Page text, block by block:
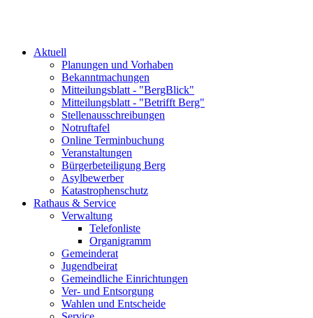
Aktuell
Planungen und Vorhaben
Bekanntmachungen
Mitteilungsblatt - "BergBlick"
Mitteilungsblatt - "Betrifft Berg"
Stellenausschreibungen
Notruftafel
Online Terminbuchung
Veranstaltungen
Bürgerbeteiligung Berg
Asylbewerber
Katastrophenschutz
Rathaus & Service
Verwaltung
Telefonliste
Organigramm
Gemeinderat
Jugendbeirat
Gemeindliche Einrichtungen
Ver- und Entsorgung
Wahlen und Entscheide